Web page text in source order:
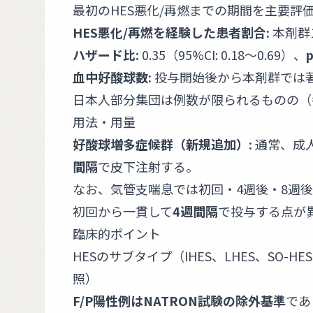
最初のHES悪化/再燃までの期間を主要評
HES悪化/再燃を経験した患者割合:本剤
ハザード比: 0.35（95%CI: 0.18〜0.69）、
血中好酸球数: 投与開始後から本剤群では
日本人部分集団は例数が限られるものの
用法・用量
好酸球増多症候群（新規追加）:通常、成
間隔で皮下注射する。
なお、気管支喘息では初回・4週後・8週
初回から一貫して4週間隔で投与する点が
臨床的ポイント
HESのサブタイプ（IHES、LHES、SO-
照）
F/P陽性例はNATRON試験の除外基準で